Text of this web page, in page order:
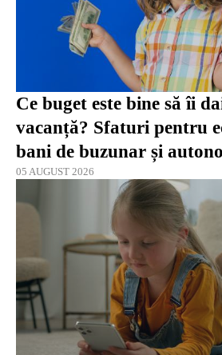
Ce buget este bine să îi
vacanță? Sfaturi pentru
bani de buzunar și
05 AUGUST 2026